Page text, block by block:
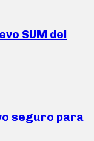
SUM del
seguro para